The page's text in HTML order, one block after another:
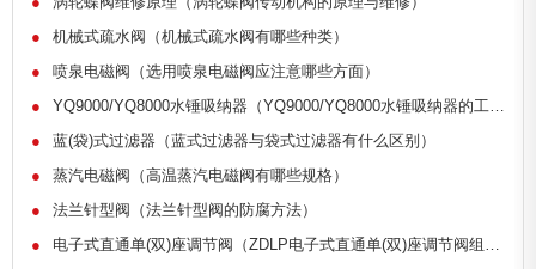
●
机械式疏水阀（机械式疏水阀有哪些种类）
●
喷泉电磁阀（选用喷泉电磁阀应注意哪些方面）
●
YQ9000/YQ8000水锤吸纳器（YQ9000/YQ8000水锤吸纳器的工作原理）
●
蓝(袋)式过滤器（蓝式过滤器与袋式过滤器有什么区别）
●
蒸汽电磁阀（高温蒸汽电磁阀有哪些规格）
●
法兰针型阀（法兰针型阀的防腐方法）
●
电子式直通单(双)座调节阀（ZDLP电子式直通单(双)座调节阀组成部分）